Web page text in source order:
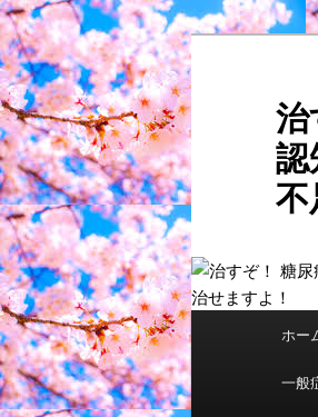
メ
イ
ン
コ
ン
テ
ン
ツ
へ
移
動
サ
ブ
コ
ン
テ
ン
ツ
へ
移
動
ホー
一般